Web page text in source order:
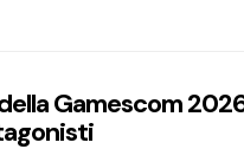
Gamescom